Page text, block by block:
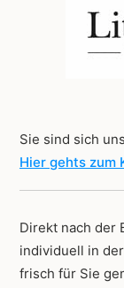
Sie sind sich
Hier gehts zum
Direkt nach der
individuell in
frisch für Sie